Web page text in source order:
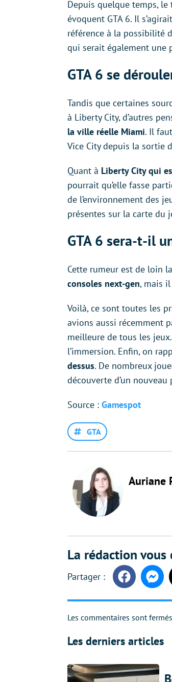
Depuis quelque temps,
évoquent GTA 6. Il
référence à la possibilité
qui serait également une
GTA 6 se
Tandis que certaines
à Liberty City, d’autres
la ville réelle Miami. Il
Vice City depuis la sortie
Quant à Liberty City qui
pourrait qu’elle fasse
de l’environnement des
présentes sur la carte du
GTA 6 sera-t-il
Cette rumeur est de loin
consoles next-gen, mais
Voilà, ce sont toutes les
avions aussi récemment
meilleure de tous les
l’immersion. Enfin, on
dessus. De nombreux
découverte d’un
Source : Gamespot
GTA
Auriane
La rédaction vous
Facebook
Les commentaires sont
Les derniers articles